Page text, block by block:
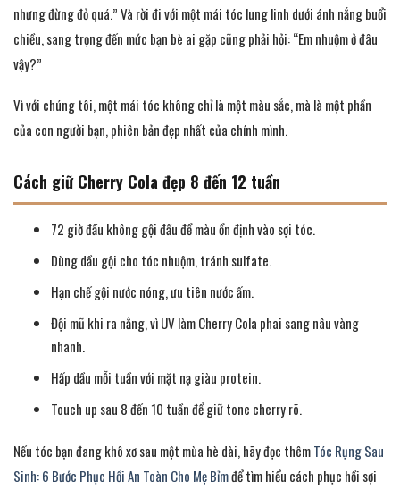
nhưng đừng đỏ quá.” Và rời đi với một mái tóc lung linh dưới ánh nắng buổi
chiều, sang trọng đến mức bạn bè ai gặp cũng phải hỏi: “Em nhuộm ở đâu
vậy?”
Vì với chúng tôi, một mái tóc không chỉ là một màu sắc, mà là một phần
của con người bạn, phiên bản đẹp nhất của chính mình.
Cách giữ Cherry Cola đẹp 8 đến 12 tuần
72 giờ đầu không gội đầu để màu ổn định vào sợi tóc.
Dùng dầu gội cho tóc nhuộm, tránh sulfate.
Hạn chế gội nước nóng, ưu tiên nước ấm.
Đội mũ khi ra nắng, vì UV làm Cherry Cola phai sang nâu vàng
nhanh.
Hấp dầu mỗi tuần với mặt nạ giàu protein.
Touch up sau 8 đến 10 tuần để giữ tone cherry rõ.
Nếu tóc bạn đang khô xơ sau một mùa hè dài, hãy đọc thêmTóc Rụng Sau
Sinh: 6 Bước Phục Hồi An Toàn Cho Mẹ Bỉmđể tìm hiểu cách phục hồi sợi